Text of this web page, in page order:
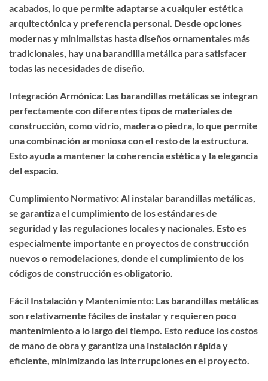
acabados, lo que permite adaptarse a cualquier estética
arquitectónica y preferencia personal. Desde opciones
modernas y minimalistas hasta diseños ornamentales más
tradicionales, hay una barandilla metálica para satisfacer
todas las necesidades de diseño.
Integración Armónica: Las barandillas metálicas se integran
perfectamente con diferentes tipos de materiales de
construcción, como vidrio, madera o piedra, lo que permite
una combinación armoniosa con el resto de la estructura.
Esto ayuda a mantener la coherencia estética y la elegancia
del espacio.
Cumplimiento Normativo: Al instalar barandillas metálicas,
se garantiza el cumplimiento de los estándares de
seguridad y las regulaciones locales y nacionales. Esto es
especialmente importante en proyectos de construcción
nuevos o remodelaciones, donde el cumplimiento de los
códigos de construcción es obligatorio.
Fácil Instalación y Mantenimiento: Las barandillas metálicas
son relativamente fáciles de instalar y requieren poco
mantenimiento a lo largo del tiempo. Esto reduce los costos
de mano de obra y garantiza una instalación rápida y
eficiente, minimizando las interrupciones en el proyecto.